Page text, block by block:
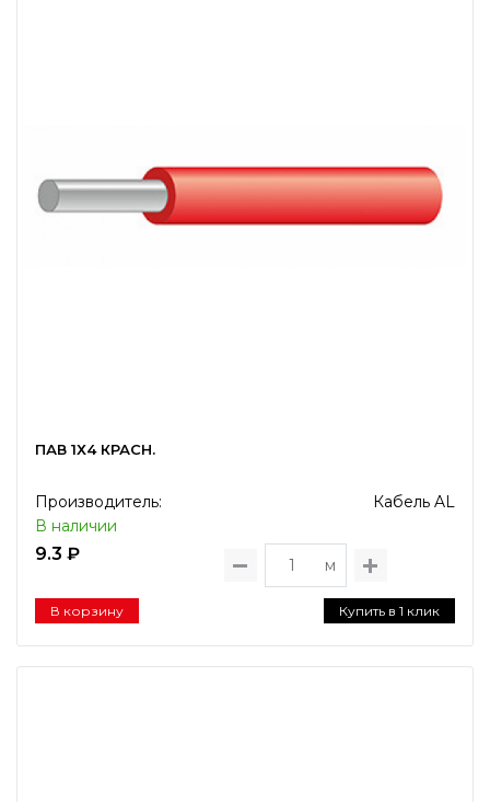
ПАВ 1Х4 КРАСН.
Производитель:
Кабель AL
В наличии
9.3 ₽
м
В корзину Купить в 1 клик